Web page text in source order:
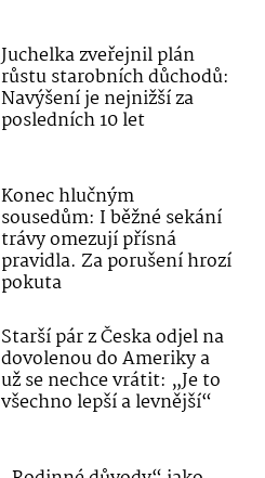
Juchelka zveřejnil plán
růstu starobních důchodů:
Navýšení je nejnižší za
posledních 10 let
Konec hlučným
sousedům: I běžné sekání
trávy omezují přísná
pravidla. Za porušení hrozí
pokuta
Starší pár z Česka odjel na
dovolenou do Ameriky a
už se nechce vrátit: „Je to
všechno lepší a levnější“